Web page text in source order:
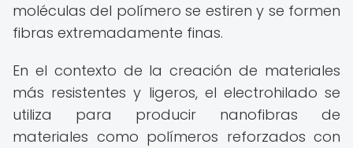
moléculas del polímero se estiren y se formen
fibras extremadamente finas.
En el contexto de la creación de materiales
más resistentes y ligeros, el electrohilado se
utiliza para producir nanofibras de
materiales como polímeros reforzados con